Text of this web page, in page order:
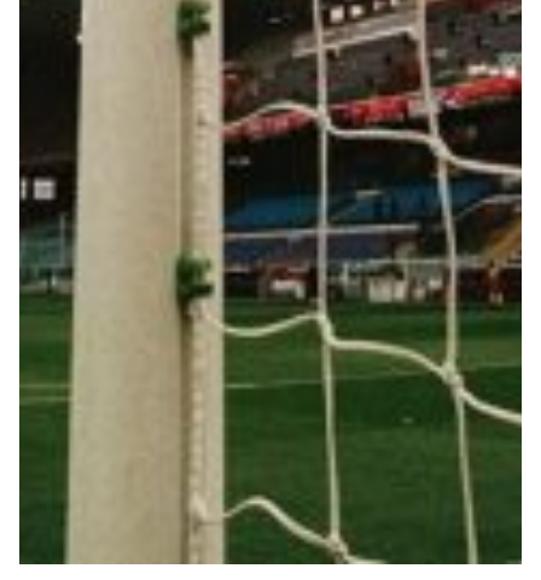
Robe di Kappa x Genoa
Kids
Accessori
Party
Caffè Boasi x Genoa